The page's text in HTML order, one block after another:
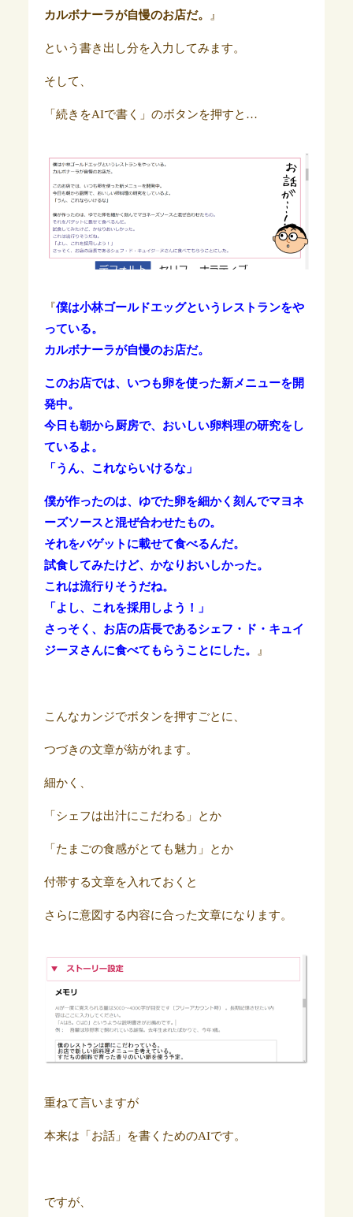
カルボナーラが自慢のお店だ。
』
という書き出し分を入力してみます。
そして、
「続きをAIで書く」のボタンを押すと…
『僕は小林ゴールドエッグというレストランをや
っている。
カルボナーラが自慢のお店だ。
このお店では、いつも卵を使った新メニューを開
発中。
今日も朝から厨房で、おいしい卵料理の研究をし
ているよ。
「うん、これならいけるな」
僕が作ったのは、ゆでた卵を細かく刻んでマヨネ
ーズソースと混ぜ合わせたもの。
それをバゲットに載せて食べるんだ。
試食してみたけど、かなりおいしかった。
これは流行りそうだね。
「よし、これを採用しよう！」
さっそく、お店の店長であるシェフ・ド・キュイ
ジーヌさんに食べてもらうことにした。
』
こんなカンジでボタンを押すごとに、
つづきの文章が紡がれます。
細かく、
「シェフは出汁にこだわる」とか
「たまごの食感がとても魅力」とか
付帯する文章を入れておくと
さらに意図する内容に合った文章になります。
重ねて言いますが
本来は「お話」を書くためのAIです。
ですが、